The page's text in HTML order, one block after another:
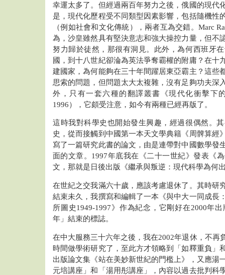
幸運太多了。但經過兩百年努力之後，俄國的現代
是，現代化歷程受不同類型因素影響，包括隨機性
（例如社會和文化傳統），兩者互為交錯。Marc
為，沙皇雖然具有堅決意志和強大操控力量，但不
努力歸於徒然，那很有洞見。此外，為何西班牙
國，到十八世紀卻淪為英法爭奪霸權的附庸？在十
建國家，為何能夠在三十年間躍居東亞霸主？這些
思索的問題，但問題太大太複雜，沒有足夠功夫深
外，只有一套六種的翻譯叢書《現代化衝擊下
1996），它頗受注意，如今有兩種已經再版了。
這時我對科學史也開始發生興趣，經過很偶然。
史，從而接觸到中國第一本天文學典籍《周髀算經
寫了一篇研究此書的論文，由是連帶對中國數學發
面的文章。1997年底我在《二十一世紀》發表《
文，那就是日後出版《繼承與叛逆：現代科學為何
在世紀之交我滿六十歲，應該考慮退休了。其時研
結束未久，我撰寫和編輯了一本《與中大一同成長
所圖史1949-1997》作為紀念，它剛好在2000年
年」結束的標誌。
在中大服務三十六年之後，我在2002年退休，不再
時間做學術研究了，至此方才領略到「如釋重負」
出版論文集《站在美妙新世紀的門檻上》，又應湯
元培講座」和「湯用彤講座」，內容以過去批判科